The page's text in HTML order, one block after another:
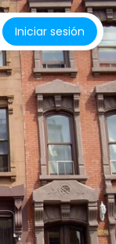
Iniciar sesión